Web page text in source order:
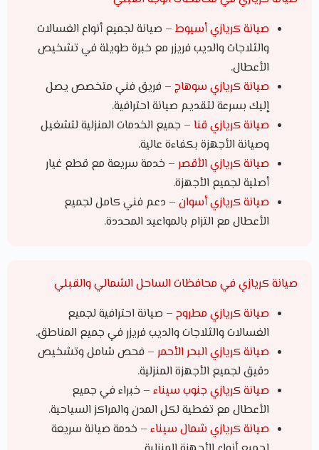
صيانة كريازي أسيوط – صيانة لجميع أنواع الغسالات
والثلاجات والديب فريزر مع خبرة طويلة في تشخيص
الأعطال.
صيانة كريازي سوهاج – فريق فني متخصص يصل
إليك بسرعة لتقديم صيانة احترافية.
صيانة كريازي قنا – جميع الخدمات المنزلية لتشغيل
وصيانة الأجهزة بكفاءة عالية.
صيانة كريازي الأقصر – خدمة سريعة مع قطع غيار
أصلية لجميع الأجهزة.
صيانة كريازي أسوان – دعم فني كامل لجميع
الأعطال مع التزام بالمواعيد المحددة.
صيانة كريازي في محافظات الساحل الشمالي والقبلي
صيانة كريازي مطروح – صيانة احترافية لجميع
الغسالات والثلاجات والديب فريزر في جميع المناطق.
صيانة كريازي البحر الأحمر – فحص شامل وتشخيص
دقيق لجميع الأجهزة المنزلية.
صيانة كريازي جنوب سيناء – خبراء في جميع
الأعطال مع تغطية لكل المدن والمراكز السياحية.
صيانة كريازي شمال سيناء – خدمة صيانة سريعة